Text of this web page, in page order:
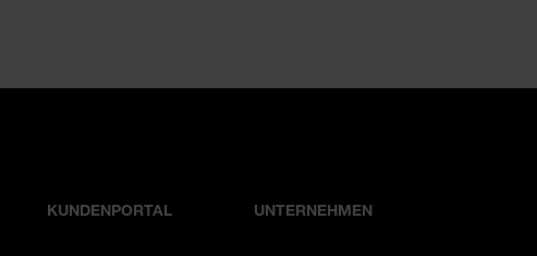
KUNDENPORTAL UNTERNEHMEN